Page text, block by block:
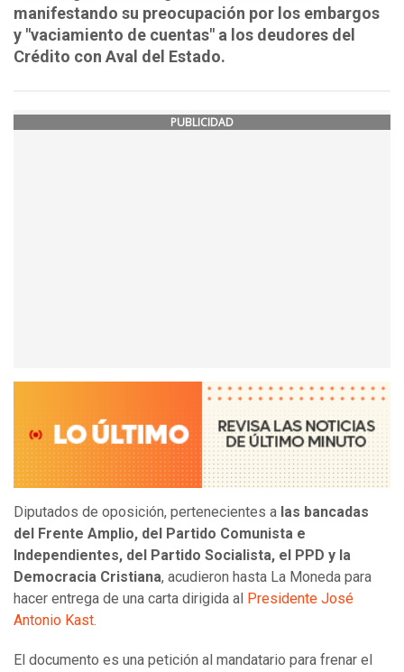
manifestando su preocupación por los embargos
y "vaciamiento de cuentas" a los deudores del
Crédito con Aval del Estado.
PUBLICIDAD
Diputados de oposición, pertenecientes a las bancadas
del Frente Amplio, del Partido Comunista e
Independientes, del Partido Socialista, el PPD y la
Democracia Cristiana, acudieron hasta La Moneda para
hacer entrega de una carta dirigida al Presidente José
Antonio Kast.
El documento es una petición al mandatario para frenar el